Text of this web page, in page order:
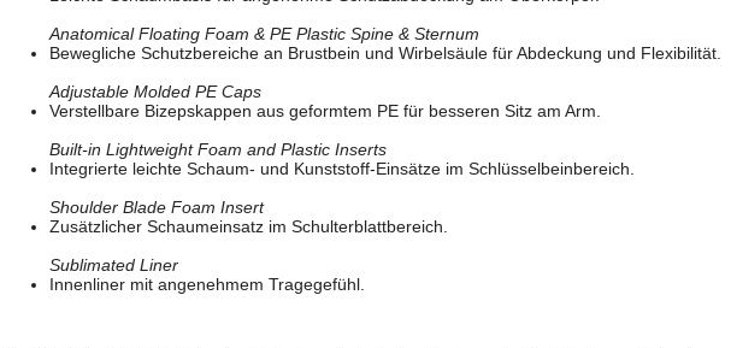
Anatomical Floating Foam & PE Plastic Spine & Sternum
Bewegliche Schutzbereiche an Brustbein und Wirbelsäule für Abdeckung und Flexibilität.
Adjustable Molded PE Caps
Verstellbare Bizepskappen aus geformtem PE für besseren Sitz am Arm.
Built-in Lightweight Foam and Plastic Inserts
Integrierte leichte Schaum- und Kunststoff-Einsätze im Schlüsselbeinbereich.
Shoulder Blade Foam Insert
Zusätzlicher Schaumeinsatz im Schulterblattbereich.
Sublimated Liner
Innenliner mit angenehmem Tragegefühl.